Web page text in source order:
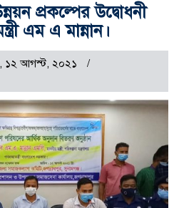
প্রকল্পের উদ্বোধনী
এম এ মান্নান।
১২ আগস্ট, ২০২১